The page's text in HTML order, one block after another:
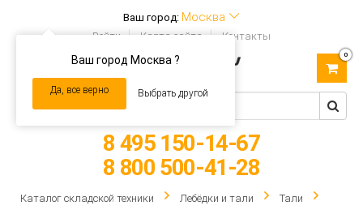
Ваш город: Москва
Ваш город Москва ?
Да, все верно Выбрать другой
Войти Карта сайта Контакты
navigation
0
8 495 150-14-67
8 800 500-41-28
Каталог складской техники Лебёдки и тали
Тали